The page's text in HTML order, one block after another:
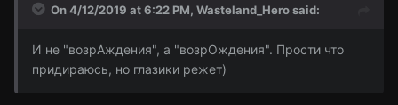
On 4/12/2019 at 6:22 PM, Wasteland_Herosaid:
И не "возрАждения", а "возрОждения". Прости что
придираюсь, но глазики режет)